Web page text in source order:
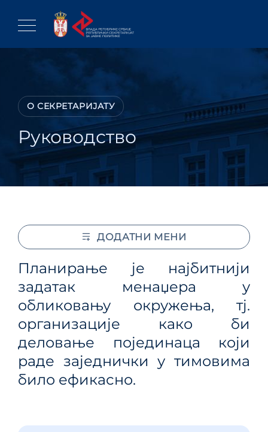
content
О СЕКРЕТАРИЈАТУ
Руководство
Планирање је најбитнији
задатак менаџера у
обликовању окружења, тј.
организације како би
деловање појединаца који
раде заједнички у тимовима
било ефикасно.
ДОДАТНИ МЕНИ